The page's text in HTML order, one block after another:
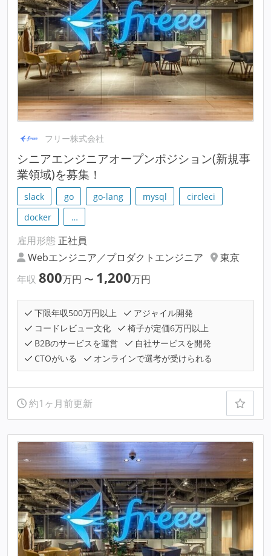
フリー株式会社
シニアエンジニアオープンポジション(新規事
業領域)を募集！
slack go go-lang mysql
circleci
docker
…
雇用形態 正社員
Webエンジニア／プロダクトエンジニア
東京
年収 800万円 〜 1,200万円
下限年収500万円以上
アジャイル開発
コードレビュー文化
椅子が定価6万円以上
B2Bのサービスを運営
自社サービスを開発
CTOがいる
オンラインで選考が受けられる
約1ヶ月前更新